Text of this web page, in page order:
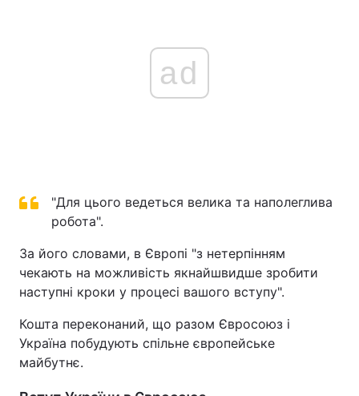
ad
"Для цього ведеться велика та наполеглива
робота".
За його словами, в Європі "з нетерпінням
чекають на можливість якнайшвидше зробити
наступні кроки у процесі вашого вступу".
Кошта переконаний, що разом Євросоюз і
Україна побудують спільне європейське
майбутнє.